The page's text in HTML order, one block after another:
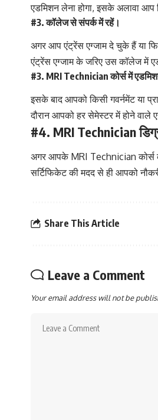
एडमिशन लेना होगा, इसके अलावा
#3. कॉलेज से संपर्क में रहें।
अगर आप एंट्रेंस एग्जाम दे चुके हैं या
एंट्रेंस एग्जाम के जरिए उस कॉलेज में
#3. MRI Technician कोर्स में
इसके बाद आपको किसी गवर्नमेंट या
दौरान आपको हर सेमेस्टर में होने वाले
#4. MRI Technician
अगर आपके MRI Technician कोर्स
सर्टिफिकेट की मदद से ही आपको
Share This Article
Leave a Comment
Your email address will not be